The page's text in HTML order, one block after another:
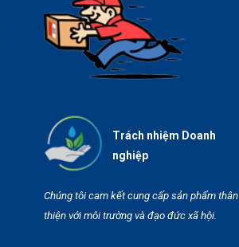
Trách nhiệm Doanh
nghiệp
Chúng tôi cam kết cung cấp sản phẩm thân
thiện với môi trường và đạo đức xã hội.